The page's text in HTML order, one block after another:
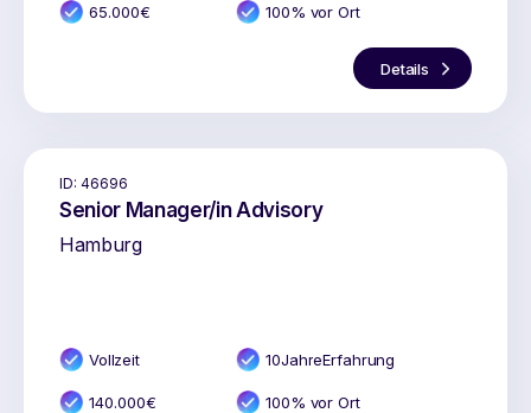
65.000€ 100% vor Ort
Details
ID: 46696
Senior Manager/in Advisory
Hamburg
Vollzeit 10JahreErfahrung
140.000€ 100% vor Ort